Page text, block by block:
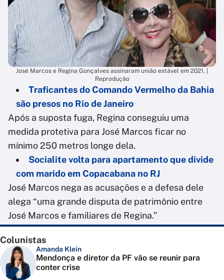
José Marcos e Regina Gonçalves assinaram união estável em 2021. |
Reprodução
Traficantes do Comando Vermelho da Bahia
são presos no Rio de Janeiro
Após a suposta fuga, Regina conseguiu uma
medida protetiva para José Marcos ficar no
mínimo 250 metros longe dela.
Socialite volta para apartamento que divide
com marido em Copacabana no RJ
José Marcos nega as acusações e a defesa dele
alega “uma grande disputa de patrimônio entre
José Marcos e familiares de Regina.”
Colunistas
Amanda Klein
Mendonça e diretor da PF vão se reunir para
conter crise